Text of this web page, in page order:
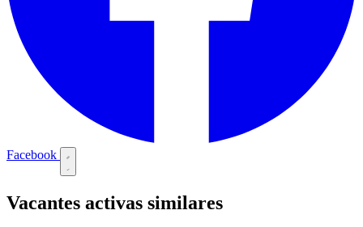
Facebook
Vacantes activas similares